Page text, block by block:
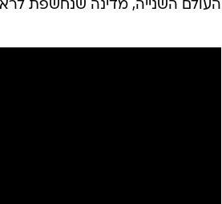
העולם השנייה, מדינה שנחשפת